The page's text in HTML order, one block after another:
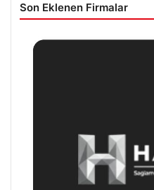
Son Eklenen Firmalar